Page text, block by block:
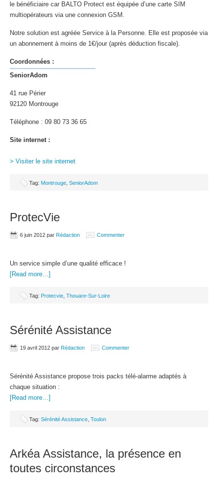
le bénéficiaire car BALTO Protect est équipée d’une carte SIM
multiopérateurs via une connexion GSM.
Notre solution est agréée Service à la Personne. Elle est proposée via
un abonnement à moins de 1€/jour (après déduction fiscale).
Coordonnées :
SeniorAdom
41 rue Périer
92120 Montrouge
Téléphone : 09 80 73 36 65
Site internet :
> Visiter le site internet
Tag: Montrouge SeniorAdom
ProtecVie
6 juin 2012 par Rédaction Commenter
Un service simple d’une qualité efficace !
[Read more…]
Tag: Protecvie Thouare-Sur-Loire
Sérénité Assistance
19 avril 2012 par Rédaction Commenter
Sérénité Assistance propose trois packs télé-alarme adaptés à
chaque situation :
[Read more…]
Tag: Sérénité Assistance Toulon
Arkéa Assistance, la présence en
toutes circonstances